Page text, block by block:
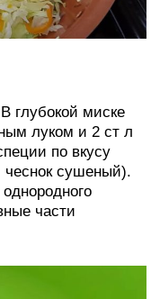
глубокой миске
луком и 2 ст л
по вкусу
чеснок сушеный).
части